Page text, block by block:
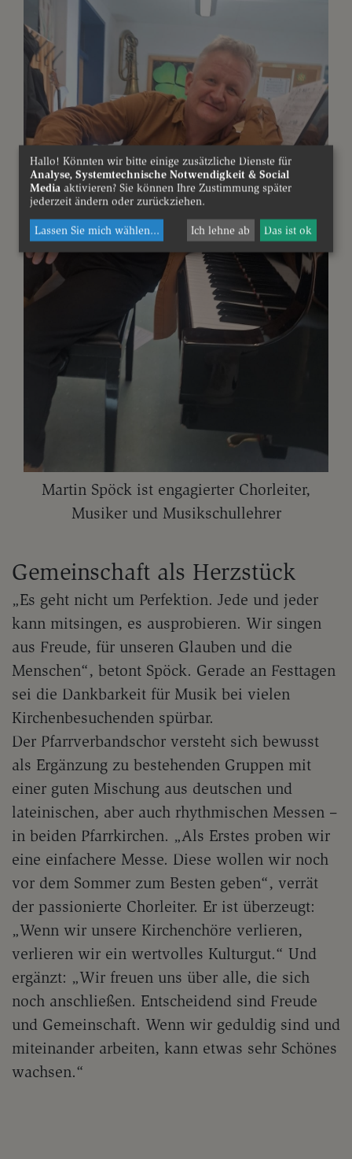
Martin Spöck ist engagierter Chorleiter,
Musiker und Musikschullehrer
Gemeinschaft als Herzstück
„Es geht nicht um Perfektion. Jede und jeder
kann mitsingen, es ausprobieren. Wir singen
aus Freude, für unseren Glauben und die
Menschen“, betont Spöck. Gerade an Festtagen
sei die Dankbarkeit für Musik bei vielen
Kirchenbesuchenden spürbar.
Der Pfarrverbandschor versteht sich bewusst
als Ergänzung zu bestehenden Gruppen mit
einer guten Mischung aus deutschen und
lateinischen, aber auch rhythmischen Messen –
in beiden Pfarrkirchen. „Als Erstes proben wir
eine einfachere Messe. Diese wollen wir noch
vor dem Sommer zum Besten geben“, verrät
der passionierte Chorleiter. Er ist überzeugt:
„Wenn wir unsere Kirchenchöre verlieren,
verlieren wir ein wertvolles Kulturgut.“ Und
ergänzt: „Wir freuen uns über alle, die sich
noch anschließen. Entscheidend sind Freude
und Gemeinschaft. Wenn wir geduldig sind und
miteinander arbeiten, kann etwas sehr Schönes
wachsen.“
Hallo! Könnten wir bitte einige zusätzliche Dienste für
Analyse, Systemtechnische Notwendigkeit & Social
Media aktivieren? Sie können Ihre Zustimmung später
jederzeit ändern oder zurückziehen.
Lassen Sie mich wählen... Ich lehne ab Das ist ok